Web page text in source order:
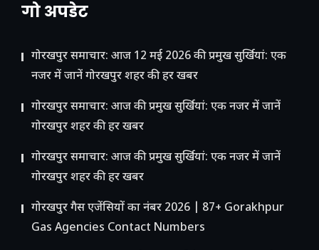
गो अपडेट
गोरखपुर समाचार: आज 12 मई 2026 की प्रमुख सुर्खियां: एक
नजर में जानें गोरखपुर शहर की हर खबर
गोरखपुर समाचार: आज की प्रमुख सुर्खियां: एक नजर में जानें
गोरखपुर शहर की हर खबर
गोरखपुर समाचार: आज की प्रमुख सुर्खियां: एक नजर में जानें
गोरखपुर शहर की हर खबर
गोरखपुर गैस एजेंसियों का नंबर 2026 | 87+ Gorakhpur
Gas Agencies Contact Numbers